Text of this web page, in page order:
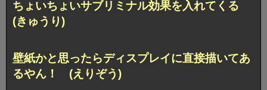
ちょいちょいサブリミナル効果を入れてくる
(きゅうり)
壁紙かと思ったらディスプレイに直接描いてあ
るやん！ (えりぞう)